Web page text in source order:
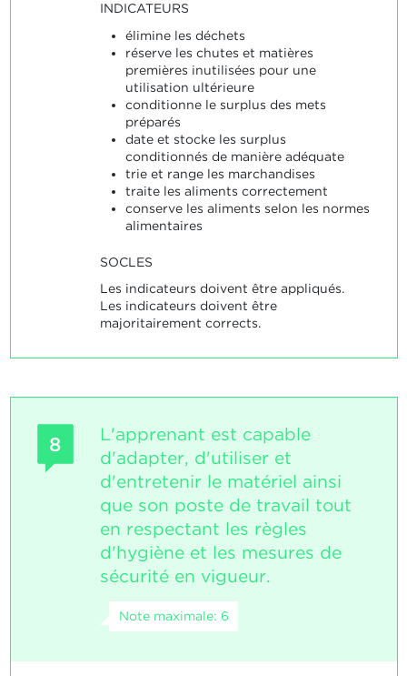
INDICATEURS
élimine les déchets
réserve les chutes et matières
premières inutilisées pour une
utilisation ultérieure
conditionne le surplus des mets
préparés
date et stocke les surplus
conditionnés de manière adéquate
trie et range les marchandises
traite les aliments correctement
conserve les aliments selon les normes
alimentaires
SOCLES
Les indicateurs doivent être appliqués.
Les indicateurs doivent être
majoritairement corrects.
8
L'apprenant est capable
d'adapter, d'utiliser et
d'entretenir le matériel ainsi
que son poste de travail tout
en respectant les règles
d'hygiène et les mesures de
sécurité en vigueur.
Note maximale: 6